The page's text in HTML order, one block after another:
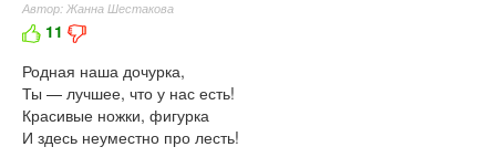
Автор: Жанна Шестакова
11
Родная наша дочурка,
Ты — лучшее, что у нас есть!
Красивые ножки, фигурка
И здесь неуместно про лесть!